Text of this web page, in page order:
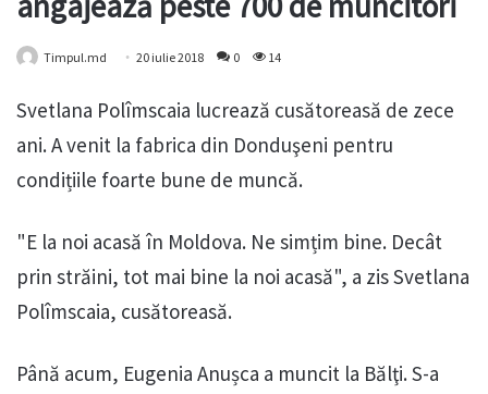
Timpul.md 20 iulie 2018 0 14
Svetlana Polîmscaia lucrează cusătoreasă de zece
ani. A venit la fabrica din Donduşeni pentru
condițiile foarte bune de muncă.
"E la noi acasă în Moldova. Ne simțim bine. Decât
prin străini, tot mai bine la noi acasă", a zis Svetlana
Polîmscaia, cusătoreasă.
Până acum, Eugenia Anușca a muncit la Bălţi. S-a